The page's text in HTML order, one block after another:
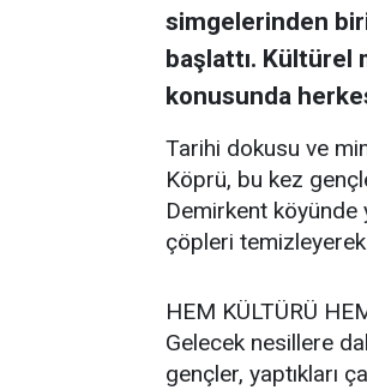
simgelerinden biri
başlattı. Kültürel
konusunda
Tarihi dokusu ve
Köprü, bu kez
Demirkent köyünde
çöpleri
HEM KÜLTÜRÜ
Gelecek nesillere
gençler, yaptıkları